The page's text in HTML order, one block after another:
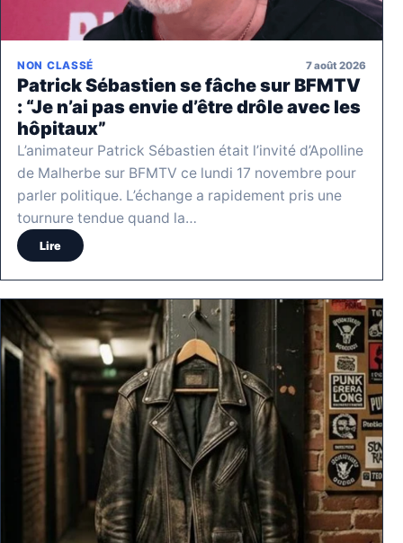
NON CLASSÉ 7 août 2026
Patrick Sébastien se fâche sur BFMTV
: “Je n’ai pas envie d’être drôle avec les
hôpitaux”
L’animateur Patrick Sébastien était l’invité d’Apolline
de Malherbe sur BFMTV ce lundi 17 novembre pour
parler politique. L’échange a rapidement pris une
tournure tendue quand la…
Lire